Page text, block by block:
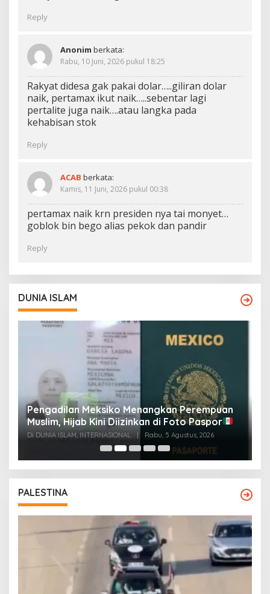
Reply
Anonim berkata:
Rabu, 10 Juni, 2026 pukul 18:25
Rakyat didesa gak pakai dolar…..giliran dolar
naik, pertamax ikut naik…..sebentar lagi
pertalite juga naik….atau langka pada
kehabisan stok
Reply
ACAB berkata:
Kamis, 11 Juni, 2026 pukul 00:38
pertamax naik krn presiden nya tai monyet…
goblok bin bego alias pekok dan pandir
Reply
DUNIA ISLAM
Pengadilan Meksiko Menangkan Perempuan
Muslim, Hijab Kini Diizinkan di Foto Paspor
Di DUNIA ISLAM, INTERNASIONAL | Rabu, 5 Agustus, 2026
PALESTINA